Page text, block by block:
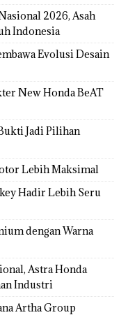
2026, Asah
Indonesia
Evolusi Desain
New Honda BeAT
Jadi Pilihan
Lebih Maksimal
Hadir Lebih Seru
dengan Warna
Astra Honda
Industri
Artha Group